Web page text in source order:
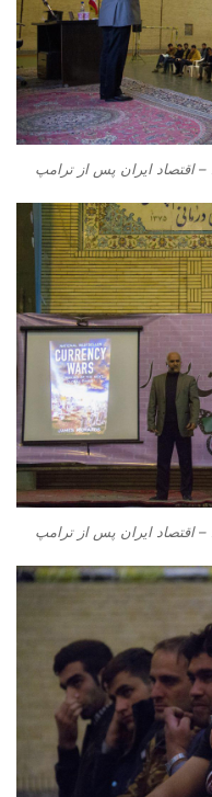
اقتصاد ایران پس از ترامپ
اقتصاد ایران پس از ترامپ